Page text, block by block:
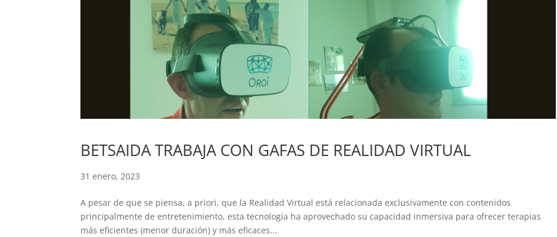
BETSAIDA TRABAJA CON GAFAS DE REALIDAD VIRTUAL
31 enero, 2023
A pesar de que se piensa, a priori, que la Realidad Virtual está relacionada exclusivamente con contenidos
principalmente de entretenimiento, esta tecnología ha aprovechado su capacidad inmersiva para ofrecer terapias
más eficientes (menor duración) y más eficaces...